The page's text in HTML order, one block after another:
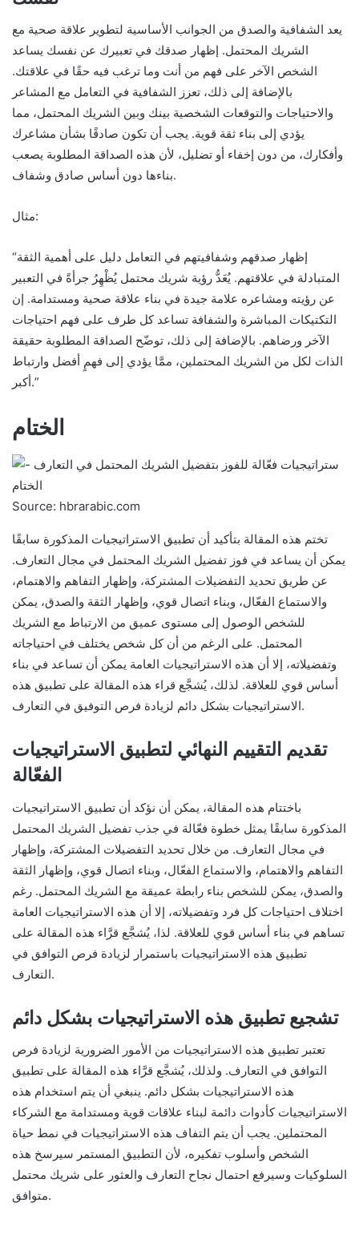
يعد الشفافية والصدق من الجوانب الأساسية لتطوير علاقة صحية مع
الشريك المحتمل. إظهار صدقك في تعبيرك عن نفسك يساعد
الشخص الآخر على فهم من أنت وما ترغب فيه حقًا في علاقتك.
بالإضافة إلى ذلك، تعزز الشفافية في التعامل مع المشاعر
والاحتياجات والتوقعات الشخصية بينك وبين الشريك المحتمل، مما
يؤدي إلى بناء ثقة قوية. يجب أن تكون صادقًا بشأن مشاعرك
وأفكارك، من دون إخفاء أو تضليل، لأن هذه الصداقة المطلوبة يصعب
بناءها دون أساس صادق وشفاف.
مثال:
“إظهار صدقهم وشفافيتهم في التعامل دليل على أهمية الثقة
المتبادلة في علاقتهم. يُعَدُّ رؤية شريك محتمل يُظْهِرُ جرأةً في التعبير
عن رؤيته ومشاعره علامة جيدة في بناء علاقة صحية ومستدامة. إن
التكتيكات المباشرة والشفافة تساعد كل طرف على فهم احتياجات
الآخر ورضاهم. بالإضافة إلى ذلك، توضّح الصداقة المطلوبة حقيقة
الذات لكل من الشريك المحتملين، ممَّا يؤدي إلى فهمٍ أفضل وارتباط
أكبر.”
الختام
Source: hbrarabic.com
تختم هذه المقالة بتأكيد أن تطبيق الاستراتيجيات المذكورة سابقًا
يمكن أن يساعد في فوز تفضيل الشريك المحتمل في مجال التعارف.
عن طريق تحديد التفضيلات المشتركة، وإظهار التفاهم والاهتمام،
والاستماع الفعّال، وبناء اتصال قوي، وإظهار الثقة والصدق، يمكن
للشخص الوصول إلى مستوى عميق من الارتباط مع الشريك
المحتمل. على الرغم من أن كل شخص يختلف في احتياجاته
وتفضيلاته، إلا أن هذه الاستراتيجيات العامة يمكن أن تساعد في بناء
أساس قوي للعلاقة. لذلك، يُشجَّع قراء هذه المقالة على تطبيق هذه
الاستراتيجيات بشكل دائم لزيادة فرص التوفيق في التعارف.
تقديم التقييم النهائي لتطبيق الاستراتيجيات
الفعّالة
باختتام هذه المقالة، يمكن أن نؤكد أن تطبيق الاستراتيجيات
المذكورة سابقًا يمثل خطوة فعّالة في جذب تفضيل الشريك المحتمل
في مجال التعارف. من خلال تحديد التفضيلات المشتركة، وإظهار
التفاهم والاهتمام، والاستماع الفعّال، وبناء اتصال قوي، وإظهار الثقة
والصدق، يمكن للشخص بناء رابطة عميقة مع الشريك المحتمل. رغم
اختلاف احتياجات كل فرد وتفضيلاته، إلا أن هذه الاستراتيجيات العامة
تساهم في بناء أساس قوي للعلاقة. لذا، يُشجَّع قرَّاء هذه المقالة على
تطبيق هذه الاستراتيجيات باستمرار لزيادة فرص التوافق في
التعارف.
تشجيع تطبيق هذه الاستراتيجيات بشكل دائم
تعتبر تطبيق هذه الاستراتيجيات من الأمور الضرورية لزيادة فرص
التوافق في التعارف. ولذلك، يُشجَّع قرَّاء هذه المقالة على تطبيق
هذه الاستراتيجيات بشكل دائم. ينبغي أن يتم استخدام هذه
الاستراتيجيات كأدوات دائمة لبناء علاقات قوية ومستدامة مع الشركاء
المحتملين. يجب أن يتم التفاف هذه الاستراتيجيات في نمط حياة
الشخص وأسلوب تفكيره، لأن التطبيق المستمر سيرسخ هذه
السلوكيات وسيرفع احتمال نجاح التعارف والعثور على شريك محتمل
متوافق.